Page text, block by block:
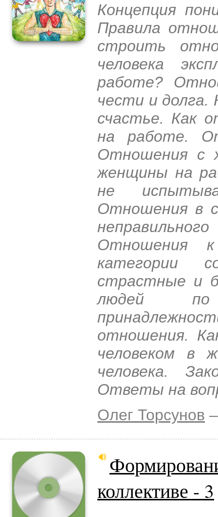
Концепция
Правила
строить
человека
работе?
чести и долга.
счастье. Как
на работе.
Отношения с
женщины на
не
Отношения в
Отношения
категории
страстные и
людей по
отношения.
человеком в
человека.
Ответы на
Олег Торсунов
коллективе - 3